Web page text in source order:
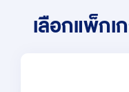
เลือกแพ็ก